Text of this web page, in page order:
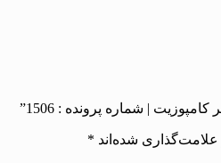
| شماره پرونده : 1506”
شده‌اند *